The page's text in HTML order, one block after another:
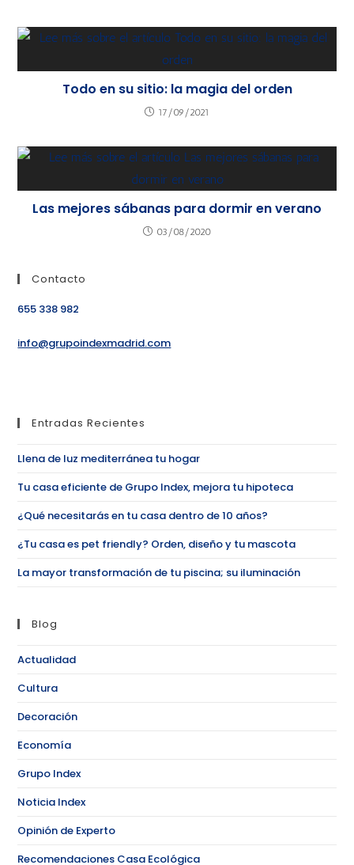
Todo en su sitio: la magia del orden
17/09/2021
Las mejores sábanas para dormir en verano
03/08/2020
Contacto
655 338 982
info@grupoindexmadrid.com
Entradas Recientes
Llena de luz mediterránea tu hogar
Tu casa eficiente de Grupo Index, mejora tu hipoteca
¿Qué necesitarás en tu casa dentro de 10 años?
¿Tu casa es pet friendly? Orden, diseño y tu mascota
La mayor transformación de tu piscina; su iluminación
Blog
Actualidad
Cultura
Decoración
Economía
Grupo Index
Noticia Index
Opinión de Experto
Recomendaciones Casa Ecológica